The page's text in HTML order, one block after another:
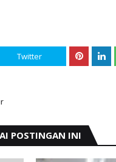
Twitter
POSTINGAN INI